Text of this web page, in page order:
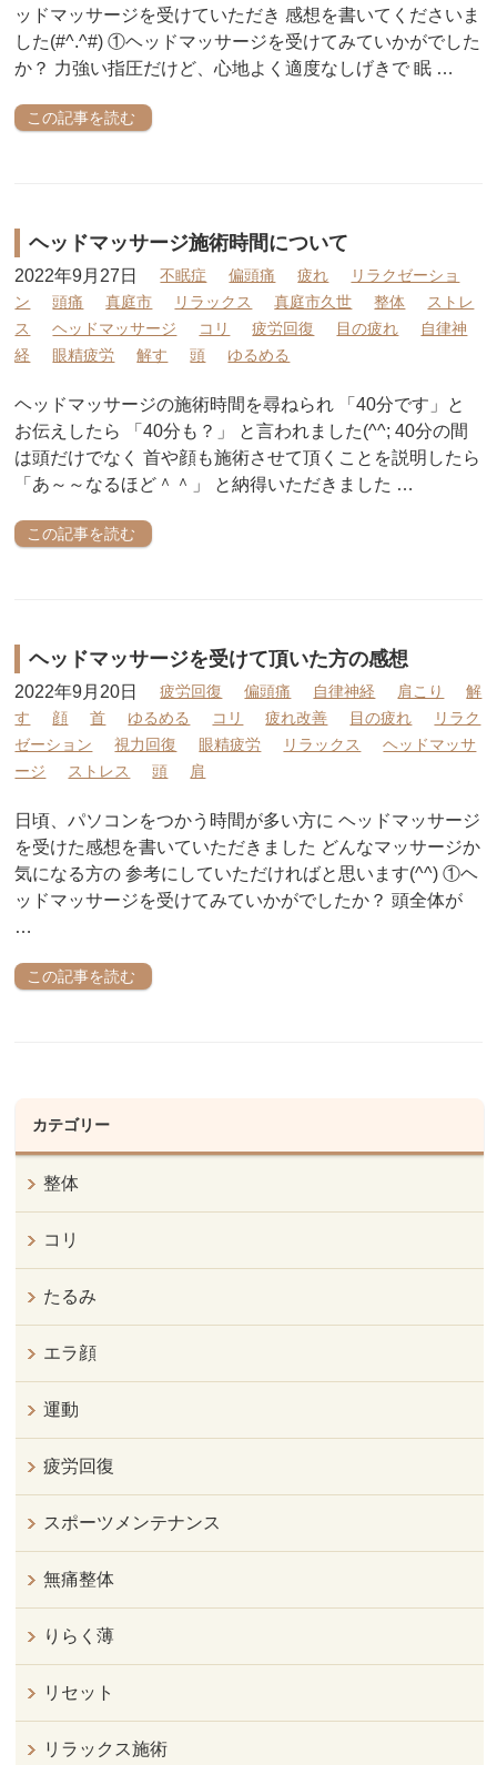
ッドマッサージを受けていただき 感想を書いてくださいま
した(#^.^#) ①ヘッドマッサージを受けてみていかがでした
か？ 力強い指圧だけど、心地よく適度なしげきで 眠 …
この記事を読む
ヘッドマッサージ施術時間について
2022年9月27日 不眠症 偏頭痛 疲れ
リラクゼーショ
ン
頭痛 真庭市 リラックス 真庭市久世 整体
ストレ
ス
ヘッドマッサージ コリ 疲労回復 目の疲れ
自律神
経
眼精疲労 解す 頭 ゆるめる
ヘッドマッサージの施術時間を尋ねられ 「40分です」と
お伝えしたら 「40分も？」 と言われました(^^; 40分の間
は頭だけでなく 首や顔も施術させて頂くことを説明したら
「あ～～なるほど＾＾」 と納得いただきました …
この記事を読む
ヘッドマッサージを受けて頂いた方の感想
2022年9月20日 疲労回復 偏頭痛 自律神経 肩こり
解
す
顔 首 ゆるめる コリ 疲れ改善 目の疲れ
リラク
ゼーション
視力回復 眼精疲労 リラックス
ヘッドマッサ
ージ
ストレス 頭 肩
日頃、パソコンをつかう時間が多い方に ヘッドマッサージ
を受けた感想を書いていただきました どんなマッサージか
気になる方の 参考にしていただければと思います(^^) ①ヘ
ッドマッサージを受けてみていかがでしたか？ 頭全体が
…
この記事を読む
カテゴリー
整体
コリ
たるみ
エラ顔
運動
疲労回復
スポーツメンテナンス
無痛整体
りらく薄
リセット
リラックス施術